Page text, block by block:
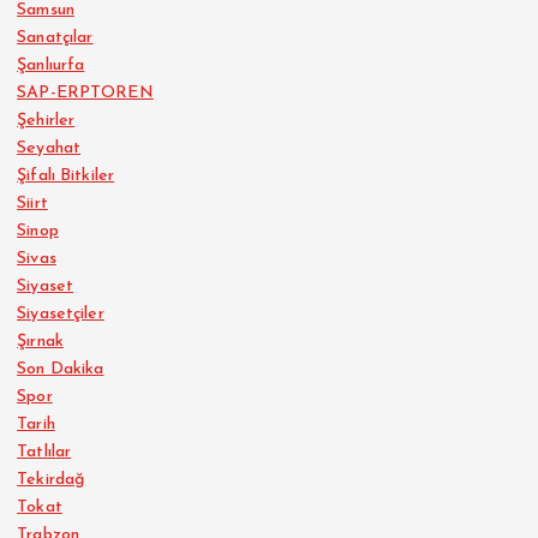
Samsun
Sanatçılar
Şanlıurfa
SAP-ERPTOREN
Şehirler
Seyahat
Şifalı Bitkiler
Siirt
Sinop
Sivas
Siyaset
Siyasetçiler
Şırnak
Son Dakika
Spor
Tarih
Tatlılar
Tekirdağ
Tokat